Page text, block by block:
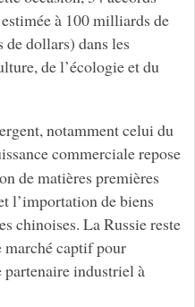
à 100 milliards de
dollars) dans les
de l’écologie et du
notamment celui du
commerciale repose
de matières premières
l’importation de biens
chinoises. La Russie reste
marché captif pour
industriel à